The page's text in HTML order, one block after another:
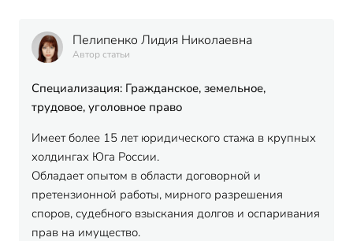
Пелипенко Лидия Николаевна
Автор статьи
Специализация: Гражданское, земельное,
трудовое, уголовное право
Имеет более 15 лет юридического стажа в крупных
холдингах Юга России.
Обладает опытом в области договорной и
претензионной работы, мирного разрешения
споров, судебного взыскания долгов и оспаривания
прав на имущество.